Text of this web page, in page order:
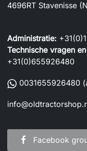
4696RT Stavenisse
Administratie:
Technische vragen
+31(0)655926480
0031655926480
Facebook